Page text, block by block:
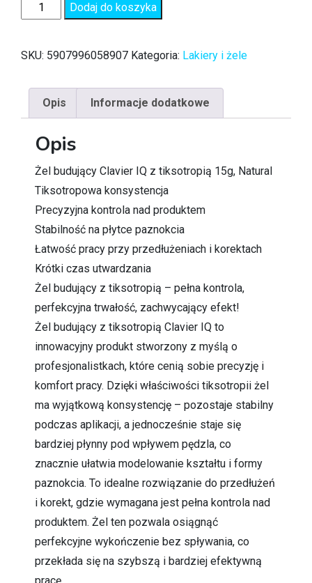
Dodaj do koszyka
SKU: 5907996058907 Kategoria: Lakiery i żele
Opis Informacje dodatkowe
Opis
Żel budujący Clavier IQ z tiksotropią 15g, Natural
Tiksotropowa konsystencja
Precyzyjna kontrola nad produktem
Stabilność na płytce paznokcia
Łatwość pracy przy przedłużeniach i korektach
Krótki czas utwardzania
Żel budujący z tiksotropią – pełna kontrola,
perfekcyjna trwałość, zachwycający efekt!
Żel budujący z tiksotropią Clavier IQ to
innowacyjny produkt stworzony z myślą o
profesjonalistkach, które cenią sobie precyzję i
komfort pracy. Dzięki właściwości tiksotropii żel
ma wyjątkową konsystencję – pozostaje stabilny
podczas aplikacji, a jednocześnie staje się
bardziej płynny pod wpływem pędzla, co
znacznie ułatwia modelowanie kształtu i formy
paznokcia. To idealne rozwiązanie do przedłużeń
i korekt, gdzie wymagana jest pełna kontrola nad
produktem. Żel ten pozwala osiągnąć
perfekcyjne wykończenie bez spływania, co
przekłada się na szybszą i bardziej efektywną